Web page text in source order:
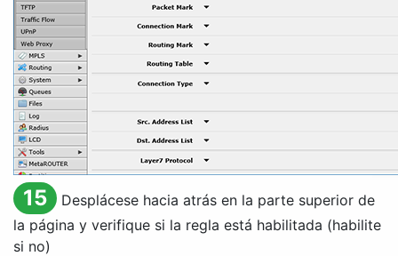
15
Desplácese hacia atrás en la parte superior de
la página y verifique si la regla está habilitada (habilite
si no)